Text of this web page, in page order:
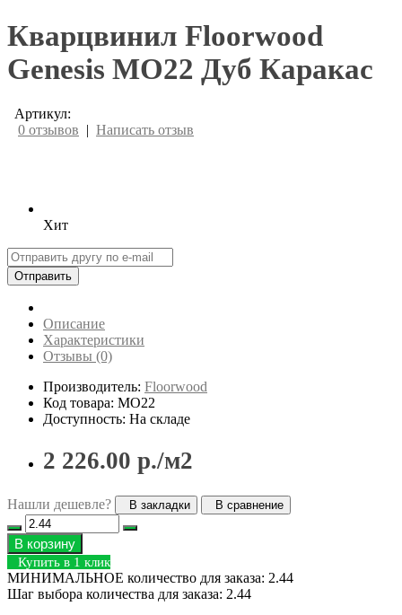
Кварцвинил Floorwood
Genesis MO22 Дуб Каракас
Артикул:
0 отзывов | Написать отзыв
Хит
Отправить
Описание
Характеристики
Отзывы (0)
Производитель: Floorwood
Код товара: MO22
Доступность: На складе
2 226.00 р./м2
Нашли дешевле? В закладки В сравнение
В корзину
Купить в 1 клик
МИНИМАЛЬНОЕ количество для заказа: 2.44
Шаг выбора количества для заказа: 2.44